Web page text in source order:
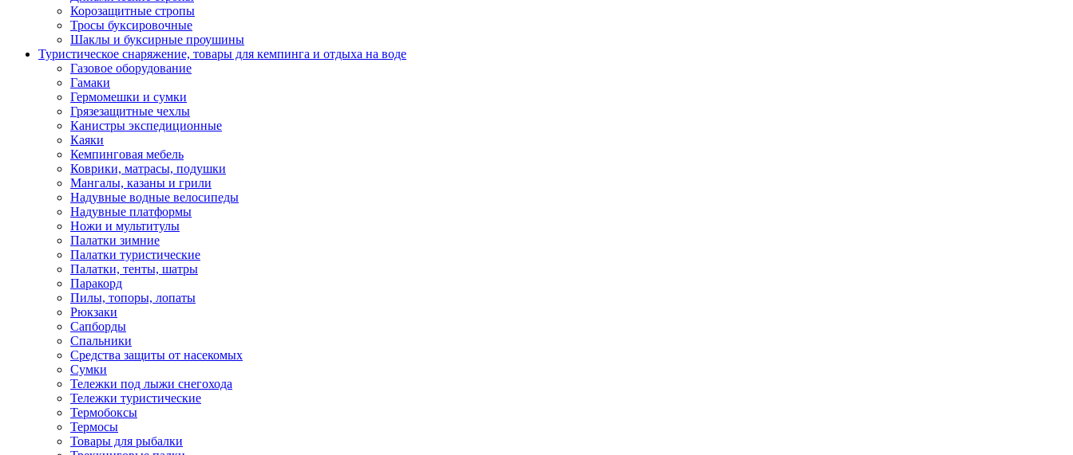
Корозащитные стропы
Тросы буксировочные
Шаклы и буксирные проушины
Туристическое снаряжение, товары для кемпинга и отдыха на воде
Газовое оборудование
Гамаки
Гермомешки и сумки
Грязезащитные чехлы
Канистры экспедиционные
Каяки
Кемпинговая мебель
Коврики, матрасы, подушки
Мангалы, казаны и грили
Надувные водные велосипеды
Надувные платформы
Ножи и мультитулы
Палатки зимние
Палатки туристические
Палатки, тенты, шатры
Паракорд
Пилы, топоры, лопаты
Рюкзаки
Сапборды
Спальники
Средства защиты от насекомых
Сумки
Тележки под лыжи снегохода
Тележки туристические
Термобоксы
Термосы
Товары для рыбалки